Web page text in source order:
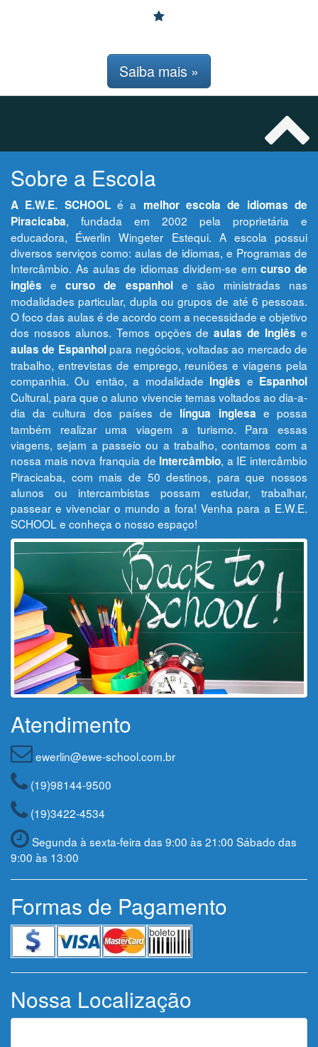
Saiba mais »
Sobre a Escola
A E.W.E. SCHOOLé a melhor escola de idiomas de
Piracicaba, fundada em 2002 pela proprietária e
educadora, Éwerlin Wingeter Estequi. A escola possui
diversos serviços como: aulas de idiomas, e Programas de
Intercâmbio. As aulas de idiomas dividem-se emcurso de
inglês ecurso de espanhole são ministradas nas
modalidades particular, dupla ou grupos de até 6 pessoas.
O foco das aulas é de acordo com a necessidade e objetivo
dos nossos alunos. Temos opções deaulas de Inglês e
aulas de Espanholpara negócios, voltadas ao mercado de
trabalho, entrevistas de emprego, reuniões e viagens pela
companhia. Ou então, a modalidade Inglês e Espanhol
Cultural, para que o aluno vivencie temas voltados ao dia-a-
dia da cultura dos países de língua inglesa e possa
também realizar uma viagem a turismo. Para essas
viagens, sejam a passeio ou a trabalho, contamos com a
nossa mais nova franquia de Intercâmbio, a IE intercâmbio
Piracicaba, com mais de 50 destinos, para que nossos
alunos ou intercambistas possam estudar, trabalhar,
passear e vivenciar o mundo a fora! Venha para a E.W.E.
SCHOOL e conheça o nosso espaço!
Atendimento
ewerlin@ewe-school.com.br
(19)98144-9500
(19)3422-4534
Segunda à sexta-feira das 9:00 às 21:00 Sábado das
9:00 às 13:00
Formas de Pagamento
Nossa Localização